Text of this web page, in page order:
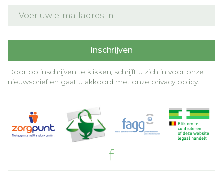
Inschrijven
Door op inschrijven te klikken, schrijft u zich in voor onze
nieuwsbrief en gaat u akkoord met onze privacy policy.